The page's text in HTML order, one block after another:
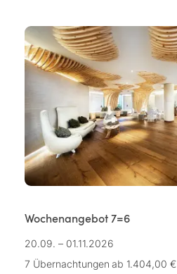
Wochenangebot 7=6
20.09. – 01.11.2026
7 Übernachtungen ab 1.404,00 €